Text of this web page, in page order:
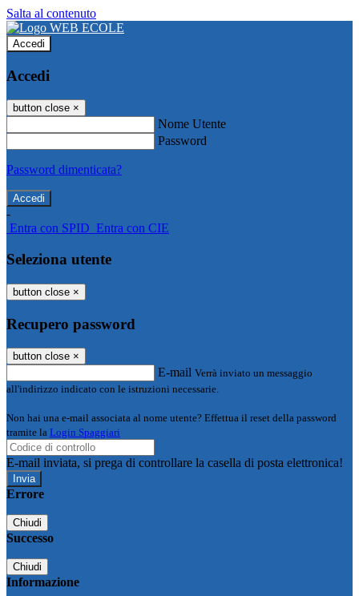
Salta al contenuto
Accedi
Accedi
button close ×
Nome Utente
Password
Password dimenticata?
-
Entra con SPID Entra con CIE
Seleziona utente
button close ×
Recupero password
button close ×
E-mail Verrà inviato un messaggio
all'indirizzo indicato con le istruzioni necessarie.
Non hai una e-mail associata al nome utente? Effettua il reset della password
tramite la Login Spaggiari
E-mail inviata, si prega di controllare la casella di posta elettronica!
Errore
Chiudi
Successo
Chiudi
Informazione